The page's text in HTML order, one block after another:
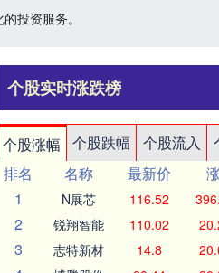
投资服务。
个股实时涨跌榜
个股涨幅 个股跌幅 个股流入
排名
名称 最新价
1
N展芯 116.52
2 锐翔智能 110.02
3 志特新材 14.8